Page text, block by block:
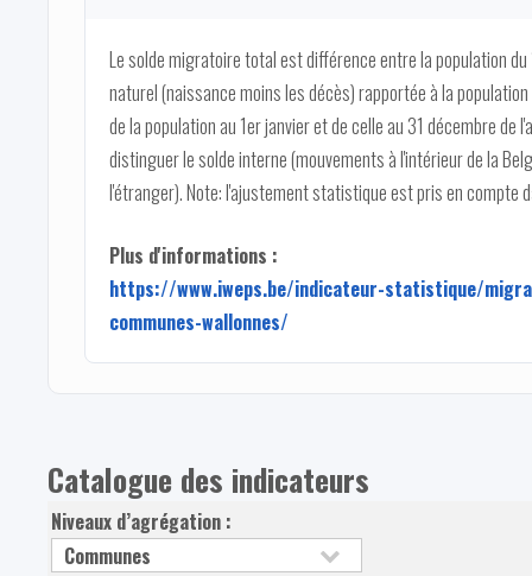
Le solde migratoire total est différence entre la population
naturel (naissance moins les décès) rapportée à la
de la population au 1er janvier et de celle au 31 décembre de
distinguer le solde interne (mouvements à l'intérieur de la
l'étranger). Note: l'ajustement statistique est pris en compte
Plus d'informations :
https://www.iweps.be/indicateur-statistique/
communes-wallonnes/
Catalogue des indicateurs
Niveaux d’agrégation :